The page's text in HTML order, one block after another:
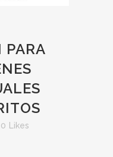
PARA
0 Likes